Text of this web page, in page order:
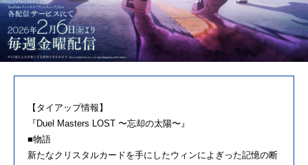
【タイアップ情報】
『Duel Masters LOST 〜忘却の太陽〜』
■物語
新たなクリスタルカードを手にしたウィンによぎった記憶の断